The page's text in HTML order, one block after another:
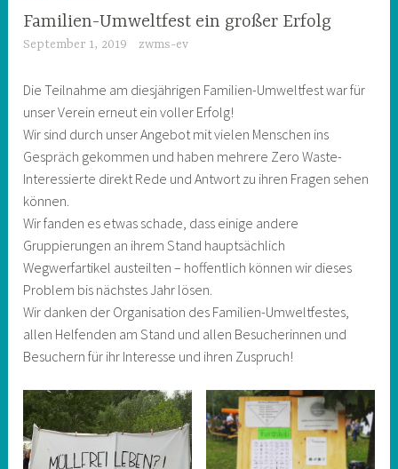
Familien-Umweltfest ein großer Erfolg
September 1, 2019 zwms-ev
Die Teilnahme am diesjährigen Familien-Umweltfest war für
unser Verein erneut ein voller Erfolg!
Wir sind durch unser Angebot mit vielen Menschen ins
Gespräch gekommen und haben mehrere Zero Waste-
Interessierte direkt Rede und Antwort zu ihren Fragen sehen
können.
Wir fanden es etwas schade, dass einige andere
Gruppierungen an ihrem Stand hauptsächlich
Wegwerfartikel austeilten – hoffentlich können wir dieses
Problem bis nächstes Jahr lösen.
Wir danken der Organisation des Familien-Umweltfestes,
allen Helfenden am Stand und allen Besucherinnen und
Besuchern für ihr Interesse und ihren Zuspruch!